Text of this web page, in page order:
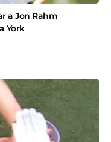
a Jon Rahm
York